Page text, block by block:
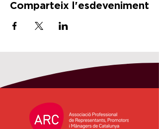
Comparteix l'esdeveniment